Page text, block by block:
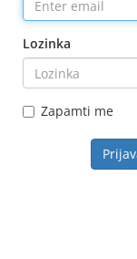
Lozinka
Zapamti me